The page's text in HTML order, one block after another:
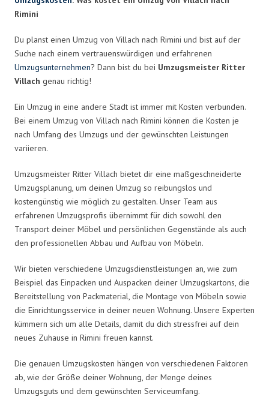
Rimini
Du planst einen Umzug von Villach nach Rimini und bist auf der
Suche nach einem vertrauenswürdigen und erfahrenen
Umzugsunternehmen? Dann bist du bei Umzugsmeister Ritter
Villach genau richtig!
Ein Umzug in eine andere Stadt ist immer mit Kosten verbunden.
Bei einem Umzug von Villach nach Rimini können die Kosten je
nach Umfang des Umzugs und der gewünschten Leistungen
variieren.
Umzugsmeister Ritter Villach bietet dir eine maßgeschneiderte
Umzugsplanung, um deinen Umzug so reibungslos und
kostengünstig wie möglich zu gestalten. Unser Team aus
erfahrenen Umzugsprofis übernimmt für dich sowohl den
Transport deiner Möbel und persönlichen Gegenstände als auch
den professionellen Abbau und Aufbau von Möbeln.
Wir bieten verschiedene Umzugsdienstleistungen an, wie zum
Beispiel das Einpacken und Auspacken deiner Umzugskartons, die
Bereitstellung von Packmaterial, die Montage von Möbeln sowie
die Einrichtungsservice in deiner neuen Wohnung. Unsere Experten
kümmern sich um alle Details, damit du dich stressfrei auf dein
neues Zuhause in Rimini freuen kannst.
Die genauen Umzugskosten hängen von verschiedenen Faktoren
ab, wie der Größe deiner Wohnung, der Menge deines
Umzugsguts und dem gewünschten Serviceumfang.